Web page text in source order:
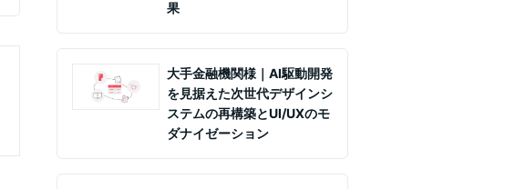
果
大手金融機関様｜AI駆動開発
を見据えた次世代デザインシ
ステムの再構築とUI/UXのモ
ダナイゼーション